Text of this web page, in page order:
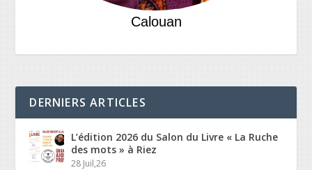
Calouan
DERNIERS ARTICLES
L’édition 2026 du Salon du Livre « La Ruche
des mots » à Riez
28 Juil,26